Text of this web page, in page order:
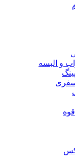
و البسه